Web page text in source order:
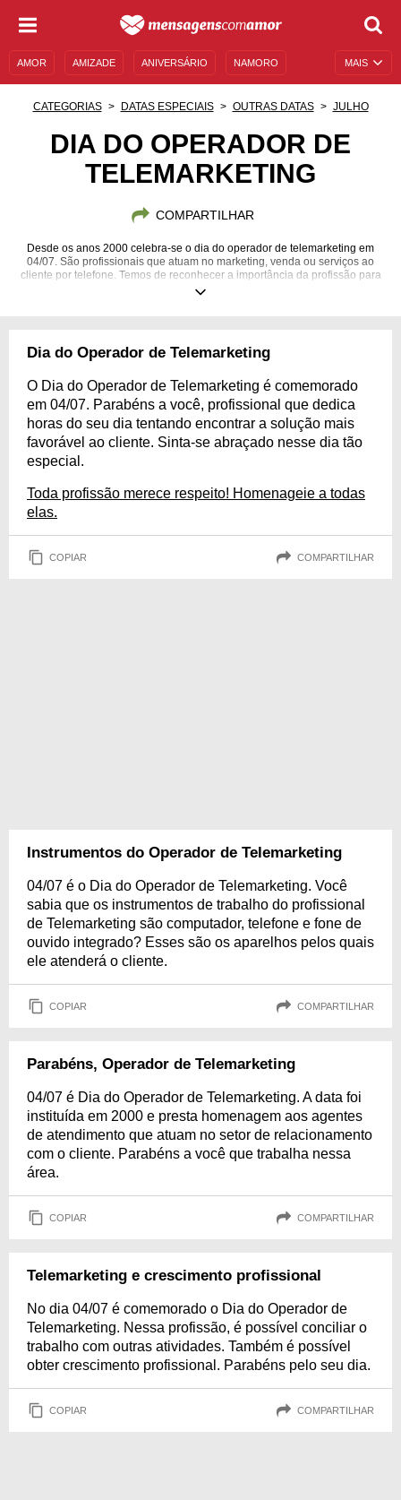
MAIS
AMOR AMIZADE ANIVERSÁRIO NAMORO
MENSAGENS E FRASES MENSAGENS DE ANIVERSÁRIO
CATEGORIAS DATAS ESPECIAIS OUTRAS DATAS JULHO
DIA DO OPERADOR DE
TELEMARKETING
COMPARTILHAR
Desde os anos 2000 celebra-se o dia do operador de telemarketing em
04/07. São profissionais que atuam no marketing, venda ou serviços ao
cliente por telefone. Temos de reconhecer a importância da profissão para
o mercado de trabalho, é parte fundamental da economia. Homenageie os
Dia do Operador de Telemarketing
O Dia do Operador de Telemarketing é comemorado
em 04/07. Parabéns a você, profissional que dedica
horas do seu dia tentando encontrar a solução mais
favorável ao cliente. Sinta-se abraçado nesse dia tão
especial.
Toda profissão merece respeito! Homenageie a todas
elas.
COPIAR COMPARTILHAR
Instrumentos do Operador de Telemarketing
04/07 é o Dia do Operador de Telemarketing. Você
sabia que os instrumentos de trabalho do profissional
de Telemarketing são computador, telefone e fone de
ouvido integrado? Esses são os aparelhos pelos quais
ele atenderá o cliente.
COPIAR COMPARTILHAR
Parabéns, Operador de Telemarketing
04/07 é Dia do Operador de Telemarketing. A data foi
instituída em 2000 e presta homenagem aos agentes
de atendimento que atuam no setor de relacionamento
com o cliente. Parabéns a você que trabalha nessa
área.
COPIAR COMPARTILHAR
Telemarketing e crescimento profissional
No dia 04/07 é comemorado o Dia do Operador de
Telemarketing. Nessa profissão, é possível conciliar o
trabalho com outras atividades. Também é possível
obter crescimento profissional. Parabéns pelo seu dia.
COPIAR COMPARTILHAR